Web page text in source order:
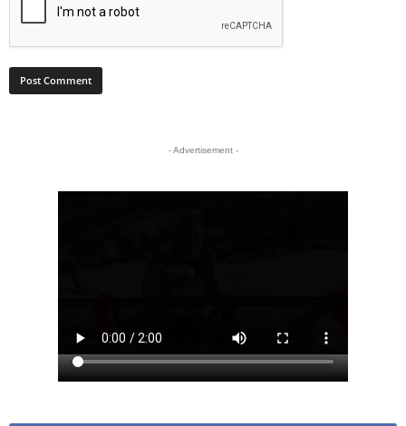
- Advertisement -